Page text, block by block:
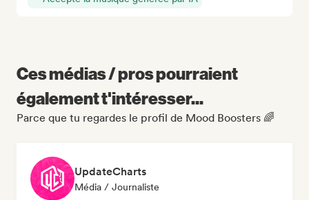
Ces médias / pros pourraient
également t'intéresser...
Parce que tu regardes le profil de Mood Boosters 🌈
UpdateCharts
Média / Journaliste